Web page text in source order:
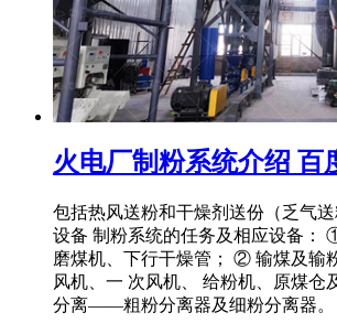
火电厂制粉系统介绍 百
包括热风送粉和干燥剂送份（乏气
设备 制粉系统的任务及相应设备
磨煤机、下行干燥管； ② 输煤及
风机、一 次风机、 给粉机、原煤
分离——粗粉分离器及细粉分离器。